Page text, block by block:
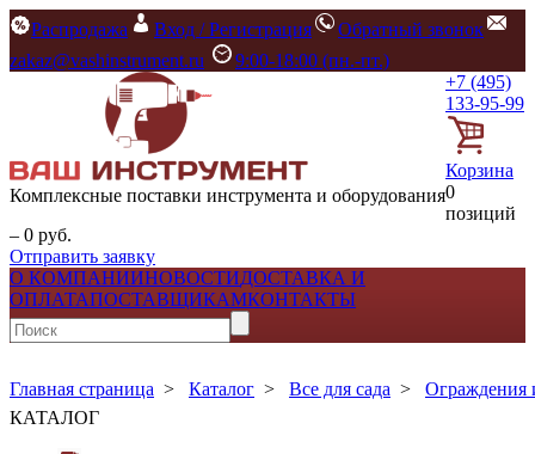
Распродажа Вход / Регистрация
Обратный звонок
zakaz@vashinstrument.ru
9:00-18:00 (пн.-пт.)
Комплексные поставки инструмента и оборудования
+7 (495)
133-95-99
Корзина
0
позиций
– 0 руб.
Отправить заявку
О КОМПАНИИНОВОСТИДОСТАВКА И
ОПЛАТАПОСТАВЩИКАМКОНТАКТЫ
Главная страница > Каталог > Все для сада > Ограждения
КАТАЛОГ